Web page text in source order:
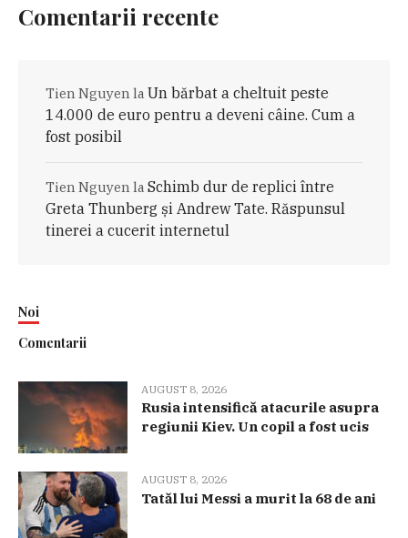
Comentarii recente
Tien Nguyen la Un bărbat a cheltuit peste
14.000 de euro pentru a deveni câine. Cum a
fost posibil
Tien Nguyen la Schimb dur de replici între
Greta Thunberg și Andrew Tate. Răspunsul
tinerei a cucerit internetul
Noi
Comentarii
AUGUST 8, 2026
Rusia intensifică atacurile asupra
regiunii Kiev. Un copil a fost ucis
AUGUST 8, 2026
Tatăl lui Messi a murit la 68 de ani